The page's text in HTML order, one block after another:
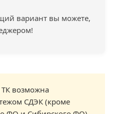
вариант вы можете,
ТК возможна
СДЭК (кроме